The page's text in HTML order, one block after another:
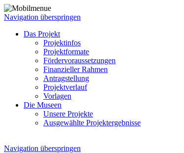
Navigation überspringen
Das Projekt
Projektinfos
Projektformate
Fördervoraussetzungen
Finanzieller Rahmen
Antragstellung
Projektverlauf
Vorlagen
Die Museen
Unsere Projekte
Ausgewählte Projektergebnisse
Navigation überspringen